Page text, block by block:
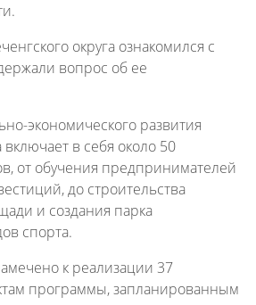
округа ознакомился с
вопрос об ее
экономического развития
включает в себя около 50
от обучения предпринимателей
до строительства
и создания парка
спорта.
к реализации 37
программы, запланированным